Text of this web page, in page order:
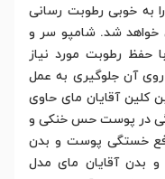
به خوبی رطوبت ‌رسانی
خواهد شد. شامپو سر و
حفظ رطوبت مورد نیاز
آن جلوگیری به عمل
کلین آقایان مای حاوی
در پوست حس خنکی و
خستگی پوست و بدن
بدن آقایان مای مدل